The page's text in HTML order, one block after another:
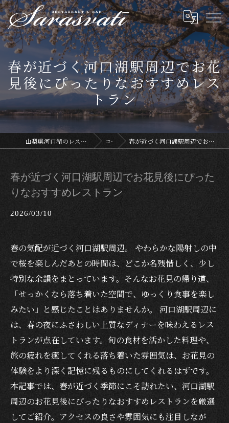
春が近づく河口湖駅周辺でお花
見後にぴったりなおすすめレス
トラン
山梨県河口湖のレストランならサラスヴァティー コラム 春が近づく河口湖駅周辺でお花見後にぴったりなおすすめレストラン
春が近づく河口湖駅周辺でお花見後にぴった
りなおすすめレストラン
2026/03/10
春の気配が近づく河口湖駅周辺。 やわらかな陽射しの中
で桜を楽しんだあとの時間は、どこか名残惜しく、少し
特別な余韻をまとっています。そんなお花見の帰り道、
「せっかくなら落ち着いた空間で、ゆっくり食事を楽し
みたい」と感じたことはありませんか。 河口湖駅周辺に
は、春の夜にふさわしい上質なディナーを味わえるレス
トランが点在しています。旬の食材を活かした料理や、
旅の疲れを癒してくれる落ち着いた雰囲気は、お花見の
体験をより深く記憶に残るものにしてくれるはずです。
本記事では、春が近づく季節にこそ訪れたい、河口湖駅
周辺のお花見後にぴったりなおすすめレストランを厳選
してご紹介。アクセスの良さや雰囲気にも注目しなが